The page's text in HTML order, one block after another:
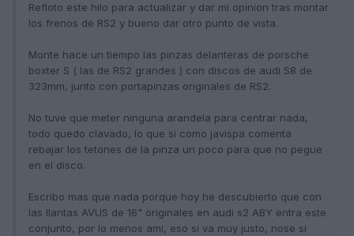
Refloto este hilo para actualizar y dar mi opinion tras montar
los frenos de RS2 y bueno dar otro punto de vista.
Monte hace un tiempo las pinzas delanteras de porsche
boxter S ( las de RS2 grandes ) con discos de audi S8 de
323mm, junto con portapinzas originales de RS2.
No tuve que meter ninguna arandela para centrar nada,
todo quedo clavado, lo que si como javispa comenta
rebajar los tetones de la pinza un poco para que no pegue
en el disco.
Escribo mas que nada porque hoy he descubierto que con
las llantas AVUS de 16" originales en audi s2 ABY entra este
conjunto, por lo menos ami, eso si va muy justo, nose si